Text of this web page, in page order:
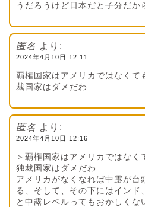
うだろうけど日本だと子分だか
匿名 より:
2024年4月10日 12:11
覇権国家はアメリカではなくて
裁国家はダメだわ
匿名 より:
2024年4月10日 12:16
＞覇権国家はアメリカではなく
独裁国家はダメだわ
アメリカがなくなれば中露が台
る、そして、その下にはインド
と中露レベルってもおかしく